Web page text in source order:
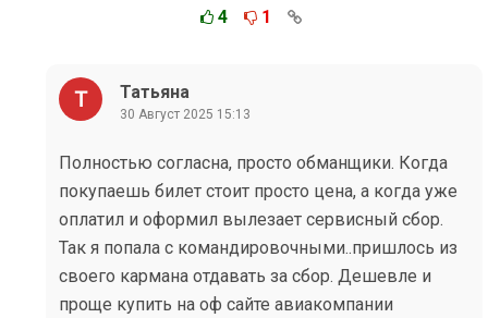
4 1
Татьяна
30 Август 2025 15:13
Полностью согласна, просто обманщики. Когда
покупаешь билет стоит просто цена, а когда уже
оплатил и оформил вылезает сервисный сбор.
Так я попала с командировочными..пришлось из
своего кармана отдавать за сбор. Дешевле и
проще купить на оф сайте авиакомпании